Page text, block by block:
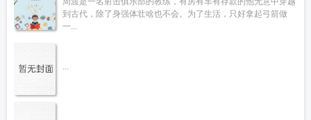
到古代，除了身强体壮啥也不会。为了生活，只好拿起弓箭做
一...
...